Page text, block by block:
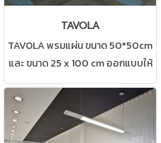
TAVOLA
TAVOLA พรมแผ่น ขนาด 50*50cm
และ ขนาด 25 x 100 cm ออกแบบให้
พรมเข้ากับทุกสถานที่ สามารถปูได้
ทุกสถานที่ เช่น บ้าน สำนักงาน คอน
โด ห้องทำงาน ห้องประชุม ดูแลรักษา